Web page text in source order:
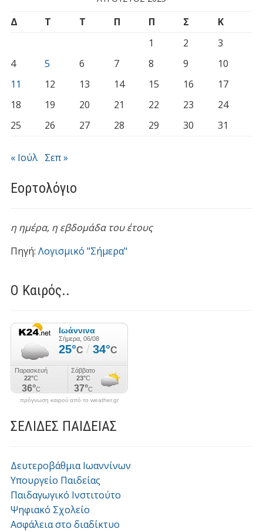
Δ Τ Τ Π Π Σ
Κ
1
2
3
4
5 6 7 8 9
10
11
12 13 14 15 16
17
18
19 20 21 22 23
24
25
26 27 28 29 30 31
« Ιούλ Σεπ »
Εορτολόγιο
η ημέρα, η εβδομάδα του έτους
Πηγή: Λογισμικό "Σήμερα"
Ο Καιρός..
πρόγνωση καιρού από το weather.gr
ΣΕΛΙΔΕΣ ΠΑΙΔΕΙΑΣ
Δευτεροβάθμια Ιωαννίνων
Υπουργείο Παιδείας
Παιδαγωγικό Ινστιτούτο
Ψηφιακό Σχολείο
Ασφάλεια στο διαδίκτυο